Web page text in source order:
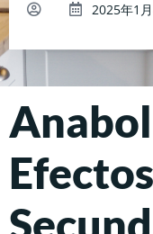
2025年1
Efectos